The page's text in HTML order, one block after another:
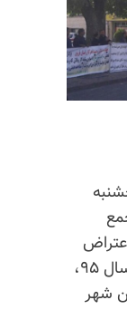
به پرداخت نشدن مطالباتشان از سال ۹۵،
شهر